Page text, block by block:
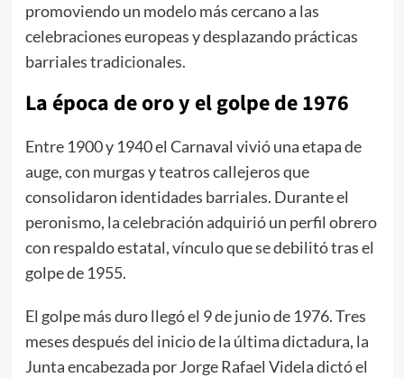
promoviendo un modelo más cercano a las
celebraciones europeas y desplazando prácticas
barriales tradicionales.
La época de oro y el golpe de 1976
Entre 1900 y 1940 el Carnaval vivió una etapa de
auge, con murgas y teatros callejeros que
consolidaron identidades barriales. Durante el
peronismo, la celebración adquirió un perfil obrero
con respaldo estatal, vínculo que se debilitó tras el
golpe de 1955.
El golpe más duro llegó el 9 de junio de 1976. Tres
meses después del inicio de la última dictadura, la
Junta encabezada por Jorge Rafael Videla dictó el